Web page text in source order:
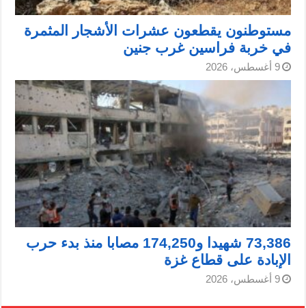
مستوطنون يقطعون عشرات الأشجار المثمرة
في خربة فراسين غرب جنين
9 أغسطس، 2026
73,386 شهيدا و174,250 مصابا منذ بدء حرب
الإبادة على قطاع غزة
9 أغسطس، 2026